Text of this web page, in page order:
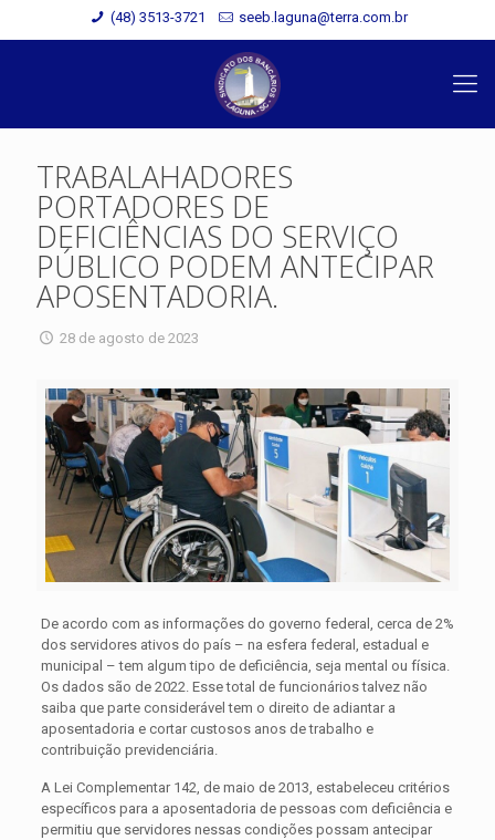
(48) 3513-3721 seeb.laguna@terra.com.br
TRABALAHADORES
PORTADORES DE
DEFICIÊNCIAS DO SERVIÇO
PÚBLICO PODEM ANTECIPAR
APOSENTADORIA.
28 de agosto de 2023
De acordo com as informações do governo federal, cerca de 2%
dos servidores ativos do país – na esfera federal, estadual e
municipal – tem algum tipo de deficiência, seja mental ou física.
Os dados são de 2022. Esse total de funcionários talvez não
saiba que parte considerável tem o direito de adiantar a
aposentadoria e cortar custosos anos de trabalho e
contribuição previdenciária.
A Lei Complementar 142, de maio de 2013, estabeleceu critérios
específicos para a aposentadoria de pessoas com deficiência e
permitiu que servidores nessas condições possam antecipar